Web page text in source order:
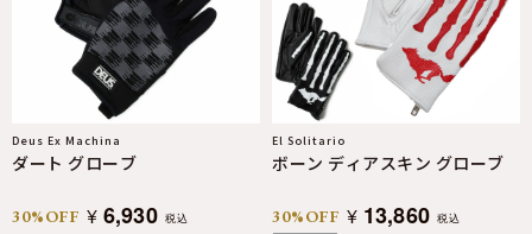
Deus Ex Machina
ダート グローブ
30%OFF ¥ 6,930 税込
El Solitario
ボーン ディアスキン グローブ
30%OFF ¥ 13,860 税込